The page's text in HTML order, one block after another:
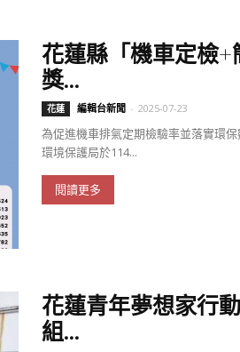
花蓮縣「機車定檢+
獎...
花蓮 編輯台新聞 - 2025-07-23
為促進機車排氣定期檢驗率並落實環
環境保護局於114...
閱讀更多
花蓮青年夢想家行
組...